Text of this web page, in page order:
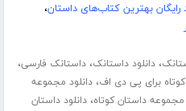
رایگان بهترین کتاب‌های داستان،
،دانلود داستانک،داستانک فارسی،
کوتاه برای پی دی اف،دانلود مجموعه
مجموعه داستان کوتاه،دانلود داستان